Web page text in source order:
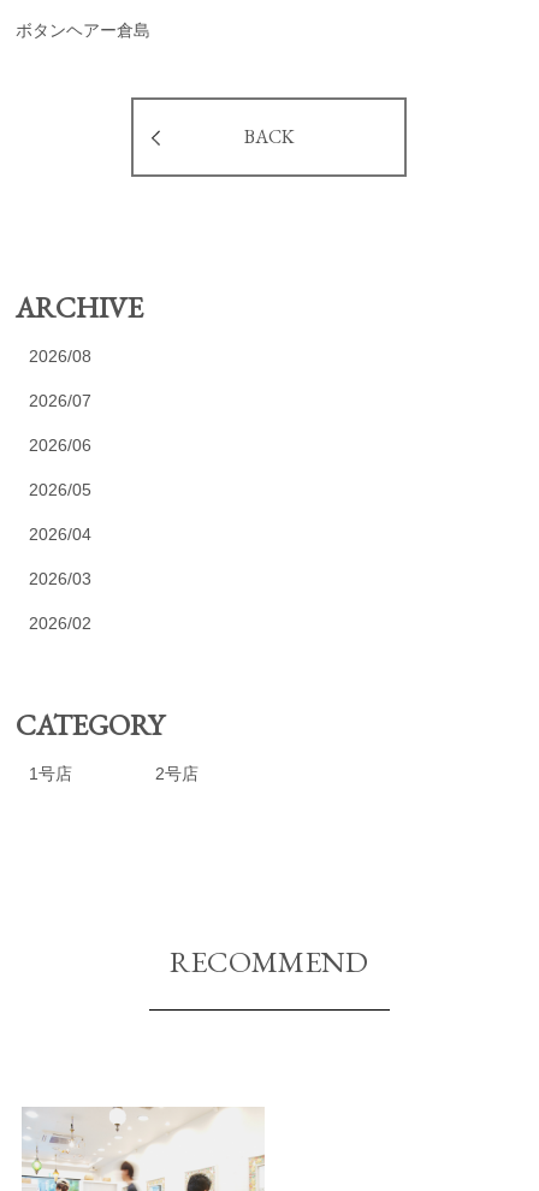
ボタンヘアー倉島
BACK
ARCHIVE
2026/08
2026/07
2026/06
2026/05
2026/04
2026/03
2026/02
CATEGORY
1号店 2号店
RECOMMEND